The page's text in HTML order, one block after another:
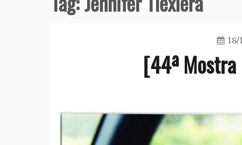
18/
[44ª Mostra